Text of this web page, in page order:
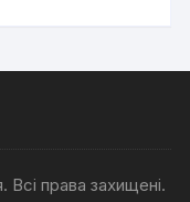
права захищені.